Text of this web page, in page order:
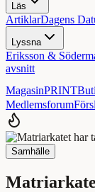
Läs
ArtiklarDagens
Lyssna
Eriksson &
avsnitt
MagasinPRINT
Medlemsforum
Samhälle